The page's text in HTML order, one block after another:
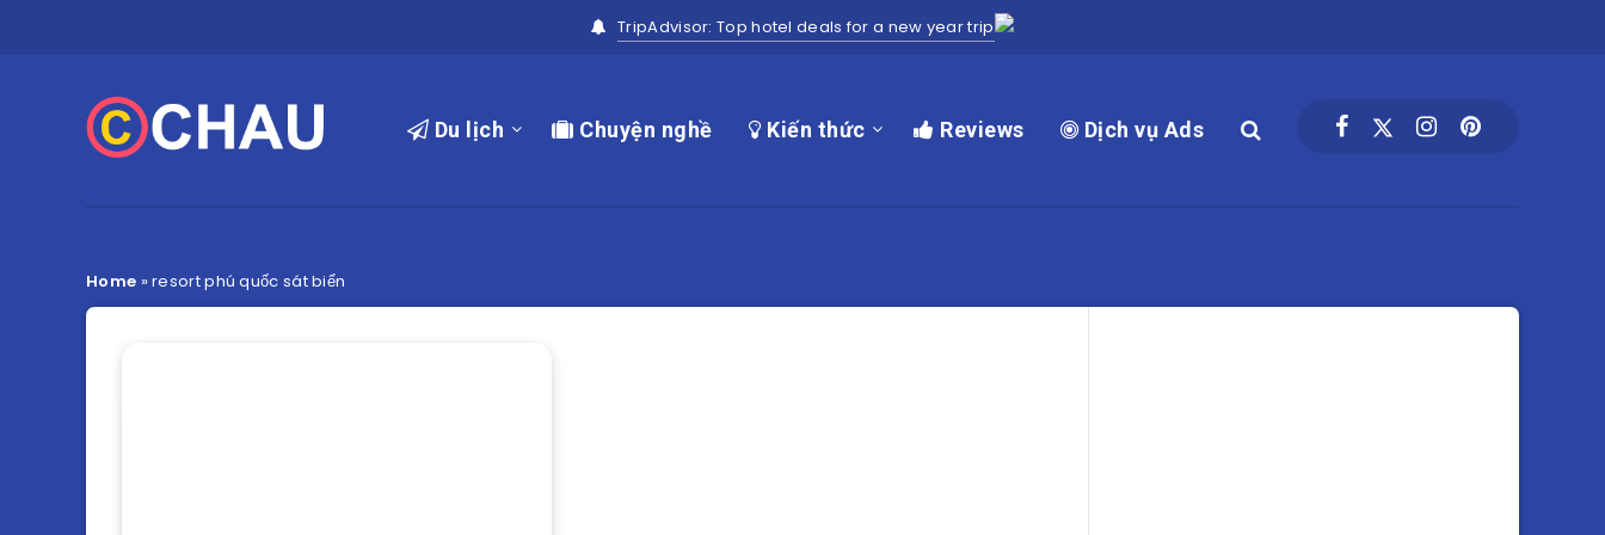
TripAdvisor: Top hotel deals for a new year trip
Du lịch Chuyện nghề Kiến thức Reviews Dịch vụ Ads
Home »resort phú quốc sát biển